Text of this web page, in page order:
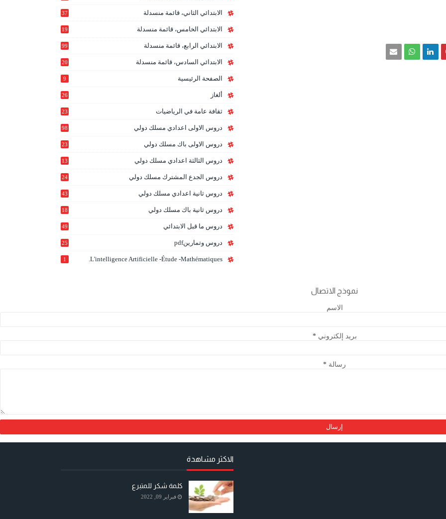
الابتدائي الثاني، قائمة منسدلة 37
الابتدائي الخامس، قائمة منسدلة
19
الابتدائي الرابع، قائمة منسدلة 99
الابتدائي السادس، قائمة منسدلة
20
الصفحة الرئيسية 9
ألغاز 26
ثقافة عامة في الرياضيات 23
دروس الاولى اعدادي مسلك دولي 98
دروس الاولى باك مسلك دولي
23
دروس الثالثة اعدادي مسلك دولي
13
دروس الجدع المشترك مسلك دولي
24
دروس ثانية اعدادي مسلك دولي 43
دروس ثانية باك مسلك دولي
18
دروس ما قبل الابتدائي 49
دروس وتمارينpdf 25
L'intelligence Artificielle -étude -mathématiques.
1
نموذج الاتصال
الاسم
بريد إلكتروني*
رسالة *
الاكثر مشاهدة
كلمة شكر للمتبرع
فبراير 09, 2022